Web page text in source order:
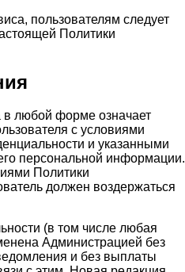
пользователям следует
Политики
любой форме означает
с условиями
и указанными
персональной информации.
Политики
должен воздержаться
(в том числе любая
Администрацией без
и без выплаты